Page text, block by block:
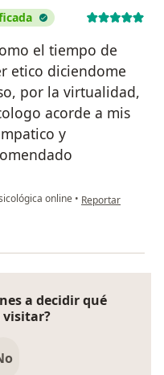
el tiempo de
etico diciendome
por la virtualidad,
acorde a mis
y
online • en opinión del
Reportar
a decidir qué
visitar?